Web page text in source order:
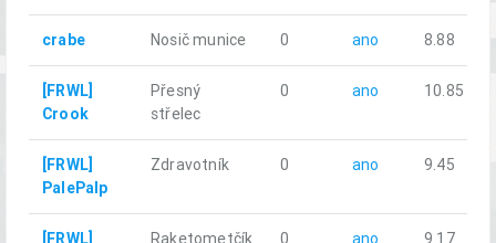
crabe Nosič munice 0 ano 8.88
[FRWL]
Crook
Přesný
střelec
0 ano 10.85
[FRWL]
PalePalp
Zdravotník 0 ano 9.45
[FRWL]
Raketometčík
0 ano 9.17